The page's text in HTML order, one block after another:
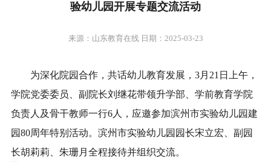
验幼儿园开展专题交流活动
来源：山东教育在线 日期：2025-03-23
为深化院园合作，共话幼儿教育发展，3月21日上午，
学院党委委员、副院长刘继花带领升学部、学前教育学院
负责人及骨干教师一行6人，应邀参加滨州市实验幼儿园建
园80周年特别活动。滨州市实验幼儿园园长宋立宏、副园
长胡莉莉、朱珊月全程接待并组织交流。